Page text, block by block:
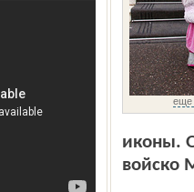
еще
иконы.
войско